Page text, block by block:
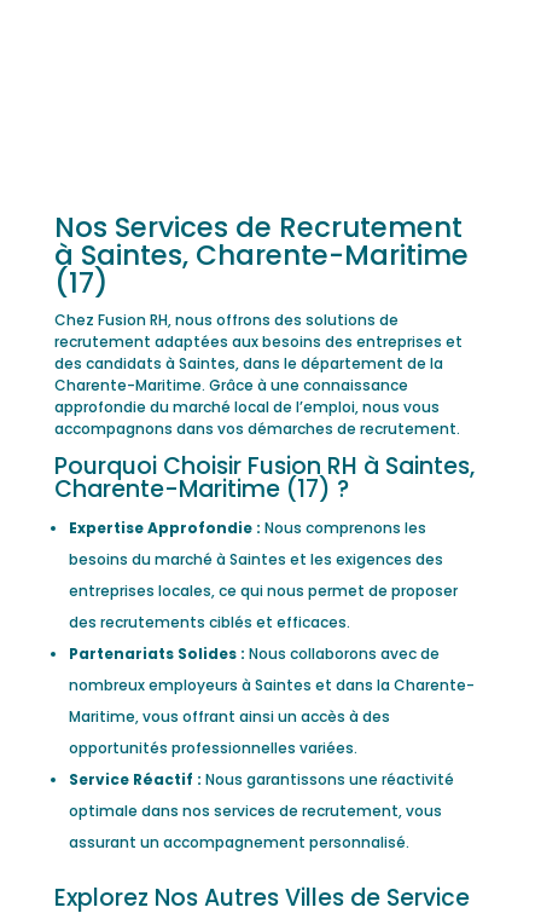
Nos Services de Recrutement
à Saintes, Charente-Maritime
(17)
Chez Fusion RH, nous offrons des solutions de
recrutement adaptées aux besoins des entreprises et
des candidats à Saintes, dans le département de la
Charente-Maritime. Grâce à une connaissance
approfondie du marché local de l’emploi, nous vous
accompagnons dans vos démarches de recrutement.
Pourquoi Choisir Fusion RH à Saintes,
Charente-Maritime (17) ?
Expertise Approfondie : Nous comprenons les
besoins du marché à Saintes et les exigences des
entreprises locales, ce qui nous permet de proposer
des recrutements ciblés et efficaces.
Partenariats Solides : Nous collaborons avec de
nombreux employeurs à Saintes et dans la Charente-
Maritime, vous offrant ainsi un accès à des
opportunités professionnelles variées.
Service Réactif : Nous garantissons une réactivité
optimale dans nos services de recrutement, vous
assurant un accompagnement personnalisé.
Explorez Nos Autres Villes de Service